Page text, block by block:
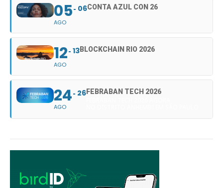
05
AGO
06CONTA AZUL CON 26
12
AGO
13BLOCKCHAIN RIO 2026
24
AGO
26FEBRABAN TECH 2026